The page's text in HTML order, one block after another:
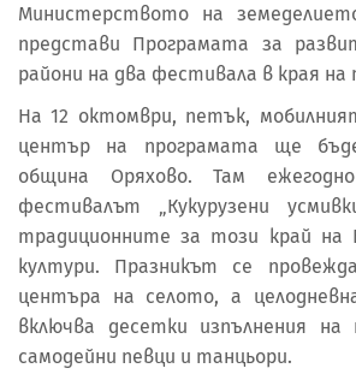
Министерството на
представи Програмата за
райони на два фестивала в края на
На 12 октомври, петък,
център на програмата ще
община Оряхово. Там
фестивалът „Кукурузени
традиционните за този край на
култури. Празникът се
центъра на селото, а
включва десетки изпълнения на
самодейни певци и танцьори.